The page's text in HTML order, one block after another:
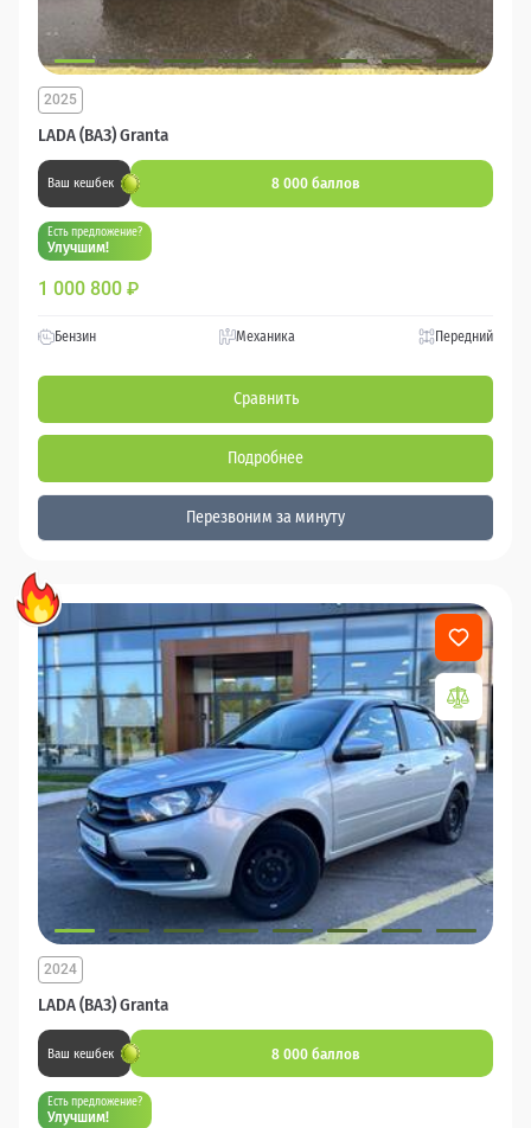
LADA (ВАЗ) Granta
2025
Ваш кешбек 8 000 баллов
Есть предложение?
Улучшим!
1 000 800 ₽
Бензин Механика Передний
Сравнить
Подробнее
Перезвоним за минуту
LADA (ВАЗ) Granta
2024
Ваш кешбек 8 000 баллов
Есть предложение?
Улучшим!